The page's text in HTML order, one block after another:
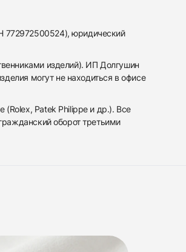
772972500524), юридический
изделий). ИП Долгушин
могут не находиться в офисе
Patek Philippe и др.). Все
оборот третьими